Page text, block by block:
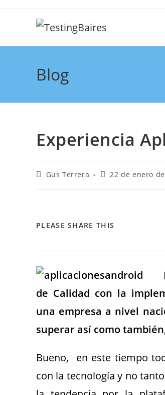
Blog
Experiencia
Gus Terrera 22 de enero
PLEASE SHARE THIS
de Calidad con la
una empresa a nivel
superar así como
Bueno, en este tiempo
con la tecnología y no